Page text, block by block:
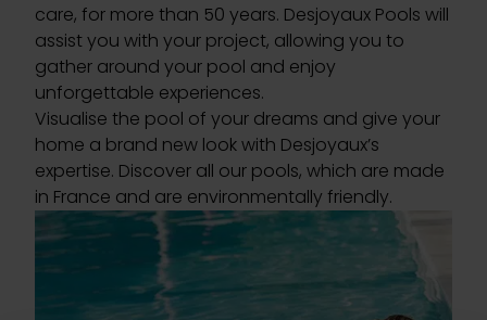
care, for more than 50 years. Desjoyaux Pools will
assist you with your project, allowing you to
gather around your pool and enjoy
unforgettable experiences.
Visualise the pool of your dreams and give your
home a brand new look with Desjoyaux’s
expertise. Discover all our pools, which are made
in France and are environmentally friendly.